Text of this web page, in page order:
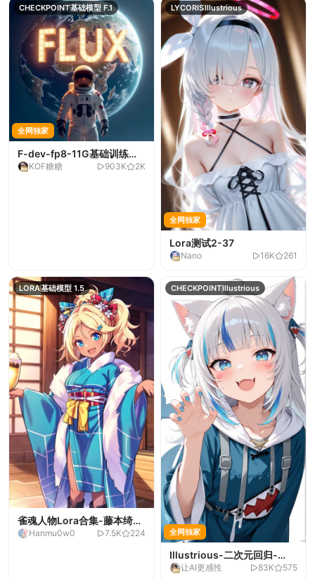
CHECKPOINT基础模型 F.1
全网独家
F-dev-fp8-11G基础训练
版-11G纯净版可做底模训练
KOF糖糖 903K 2K
LYCORISIllustrious
全网独家
Lora测试2-37
Nano 16K 261
LORA基础模型 1.5
雀魂人物Lora合集-藤本绮罗
（新）
Hanmu0w0 7.5K 224
CHECKPOINTIllustrious
全网独家
Illustrious-二次元回归-
v2.0让AI更感性 83K 575